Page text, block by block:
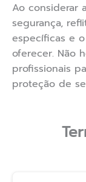
Ao considerar
segurança,
específicas e
oferecer. Não
profissionais
proteção de